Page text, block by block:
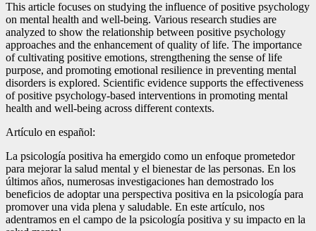
This article focuses on studying the influence of positive psychology
on mental health and well-being. Various research studies are
analyzed to show the relationship between positive psychology
approaches and the enhancement of quality of life. The importance
of cultivating positive emotions, strengthening the sense of life
purpose, and promoting emotional resilience in preventing mental
disorders is explored. Scientific evidence supports the effectiveness
of positive psychology-based interventions in promoting mental
health and well-being across different contexts.
Artículo en español:
La psicología positiva ha emergido como un enfoque prometedor
para mejorar la salud mental y el bienestar de las personas. En los
últimos años, numerosas investigaciones han demostrado los
beneficios de adoptar una perspectiva positiva en la psicología para
promover una vida plena y saludable. En este artículo, nos
adentramos en el campo de la psicología positiva y su impacto en la